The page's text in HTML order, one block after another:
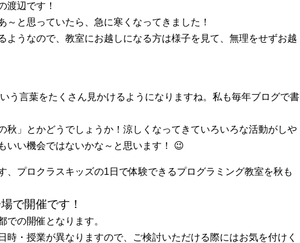
渡辺です！
～と思っていたら、急に寒くなってきました！
ようなので、教室にお越しになる方は様子を見て、無理をせずお越
う言葉をたくさん見かけるようになりますね。私も毎年ブログで書
秋」とかどうでしょうか！涼しくなってきていろいろな活動がしや
いい機会ではないかな～と思います！ 😉
、プロクラスキッズの1日で体験できるプログラミング教室を秋も
で開催です！
での開催となります。
時・授業が異なりますので、ご検討いただける際にはお気を付けく